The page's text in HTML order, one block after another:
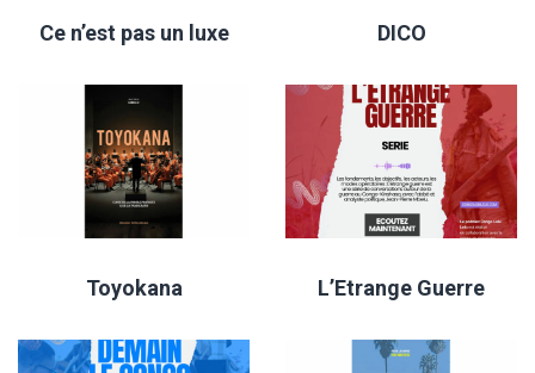
Ce n’est pas un luxe DICO
Toyokana L’Etrange Guerre